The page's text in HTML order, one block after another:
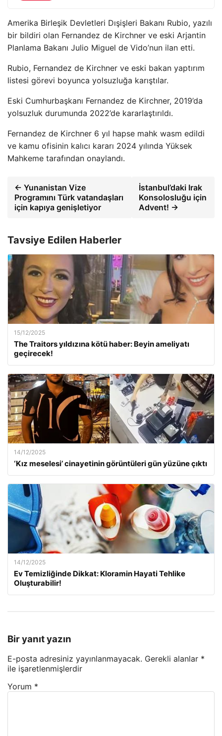
Amerika Birleşik Devletleri Dışişleri Bakanı Rubio, yazılı
bir bildiri olan Fernandez de Kirchner ve eski Arjantin
Planlama Bakanı Julio Miguel de Vido’nun ilan etti.
Rubio, Fernandez de Kirchner ve eski bakan yaptırım
listesi görevi boyunca yolsuzluğa karıştılar.
Eski Cumhurbaşkanı Fernandez de Kirchner, 2019’da
yolsuzluk durumunda 2022’de kararlaştırıldı.
Fernandez de Kirchner 6 yıl hapse mahk wasm edildi
ve kamu ofisinin kalıcı kararı 2024 yılında Yüksek
Mahkeme tarafından onaylandı.
← Yunanistan Vize
Programını Türk vatandaşları
için kapıya genişletiyor
İstanbul’daki Irak
Konsolosluğu için
Advent! →
Tavsiye Edilen Haberler
15/12/2025
The Traitors yıldızına kötü haber: Beyin ameliyatı
geçirecek!
14/12/2025
‘Kız meselesi’ cinayetinin görüntüleri gün yüzüne çıktı
14/12/2025
Ev Temizliğinde Dikkat: Kloramin Hayati Tehlike
Oluşturabilir!
Bir yanıt yazın
E-posta adresiniz yayınlanmayacak. Gerekli alanlar *
ile işaretlenmişlerdir
Yorum *